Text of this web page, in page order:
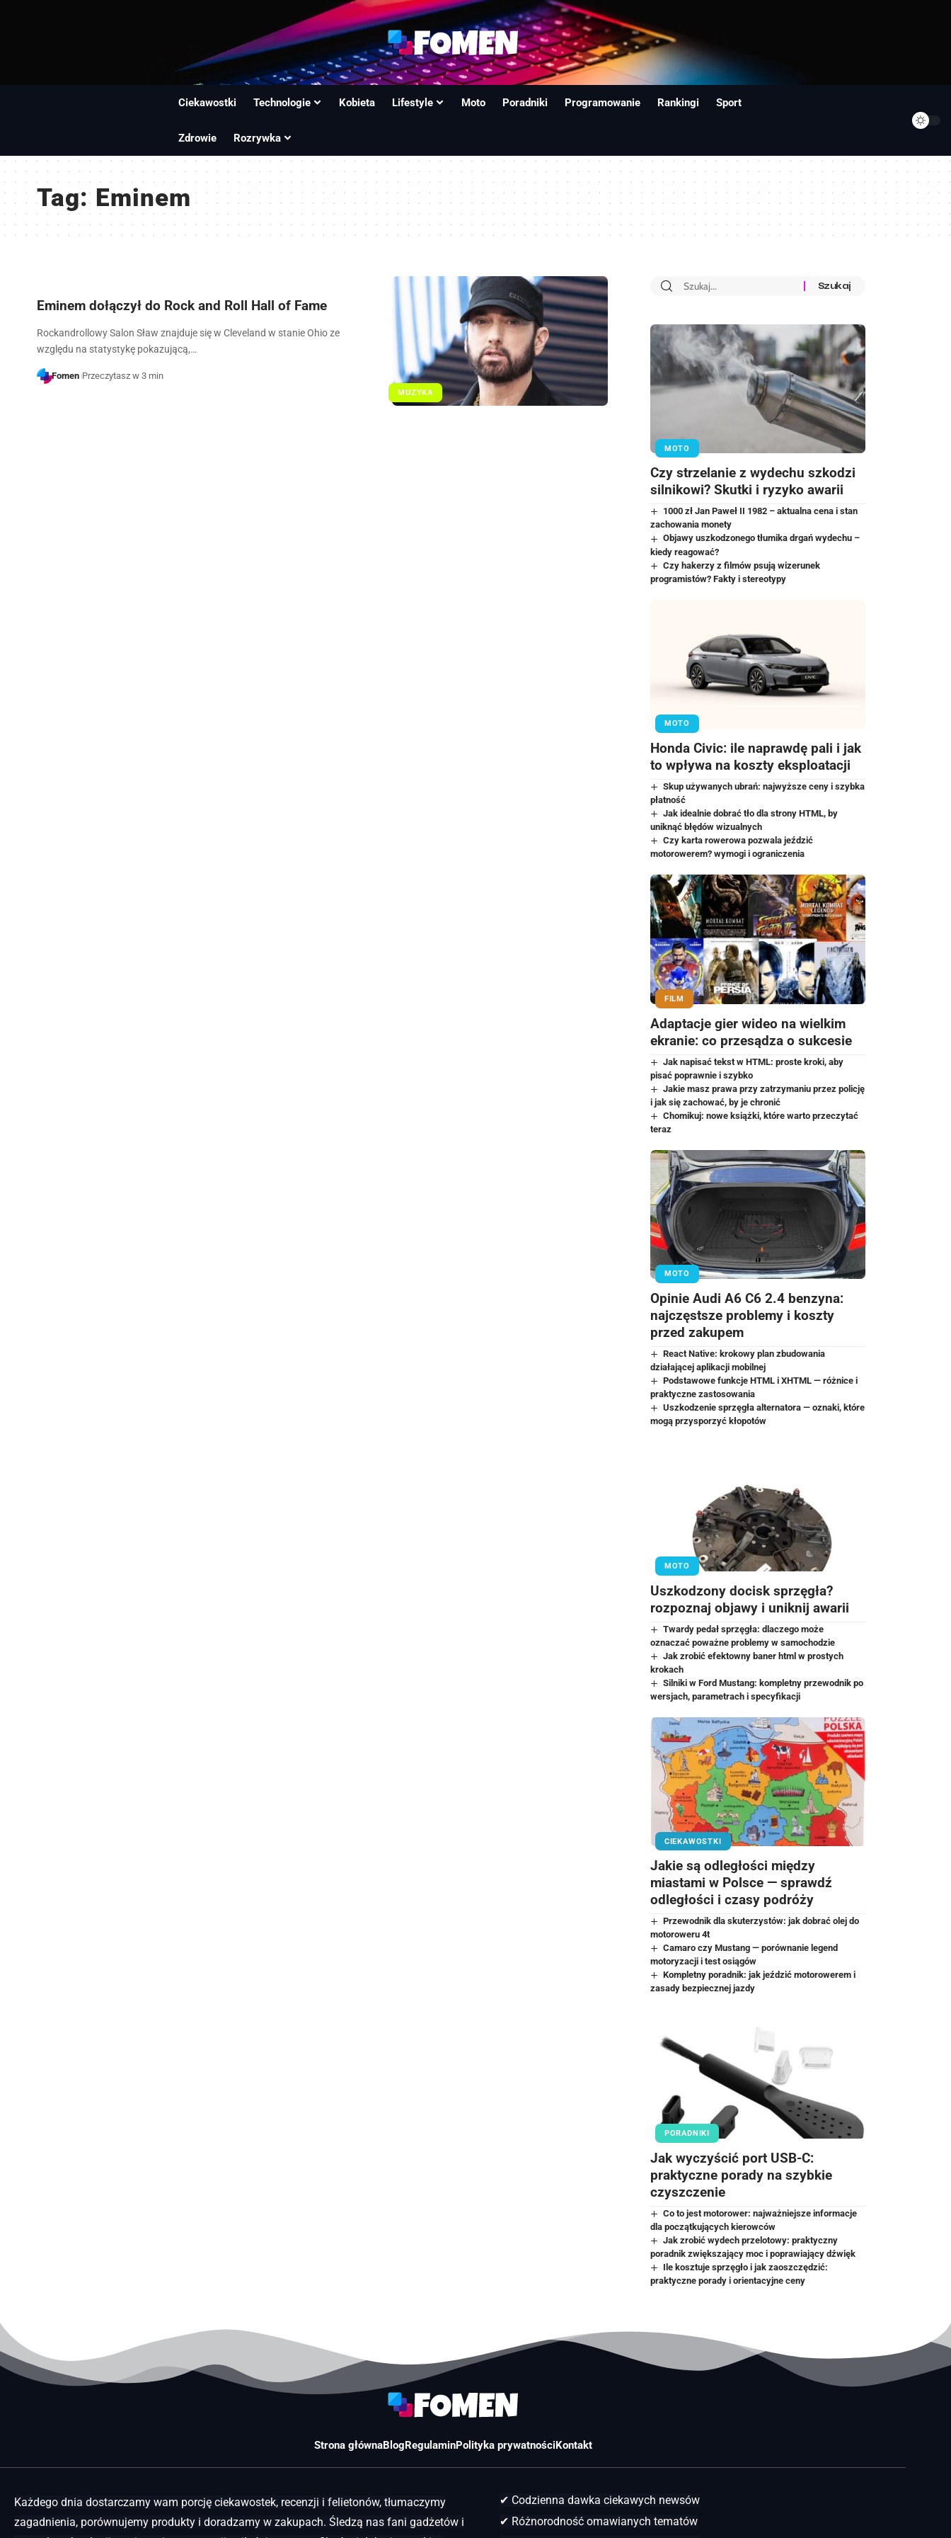
Ciekawostki Technologie Kobieta Lifestyle Moto Poradniki Programowanie Rankingi Sport
Zdrowie Rozrywka
Tag:Eminem
MUZYKA
Eminem dołączył do Rock and Roll Hall of Fame
Rockandrollowy Salon Sław znajduje się w Cleveland w stanie Ohio ze
względu na statystykę pokazującą,…
Fomen Przeczytasz w 3 min
MOTO
Czy strzelanie z wydechu szkodzi
silnikowi? Skutki i ryzyko awarii
1000 zł Jan Paweł II 1982 – aktualna cena i stan
zachowania monety
Objawy uszkodzonego tłumika drgań wydechu –
kiedy reagować?
Czy hakerzy z filmów psują wizerunek
programistów? Fakty i stereotypy
MOTO
Honda Civic: ile naprawdę pali i jak
to wpływa na koszty eksploatacji
Skup używanych ubrań: najwyższe ceny i szybka
płatność
Jak idealnie dobrać tło dla strony HTML, by
uniknąć błędów wizualnych
Czy karta rowerowa pozwala jeździć
motorowerem? wymogi i ograniczenia
FILM
Adaptacje gier wideo na wielkim
ekranie: co przesądza o sukcesie
Jak napisać tekst w HTML: proste kroki, aby
pisać poprawnie i szybko
Jakie masz prawa przy zatrzymaniu przez policję
i jak się zachować, by je chronić
Chomikuj: nowe książki, które warto przeczytać
teraz
MOTO
Opinie Audi A6 C6 2.4 benzyna:
najczęstsze problemy i koszty
przed zakupem
React Native: krokowy plan zbudowania
działającej aplikacji mobilnej
Podstawowe funkcje HTML i XHTML — różnice i
praktyczne zastosowania
Uszkodzenie sprzęgła alternatora — oznaki, które
mogą przysporzyć kłopotów
MOTO
Uszkodzony docisk sprzęgła?
rozpoznaj objawy i uniknij awarii
Twardy pedał sprzęgła: dlaczego może
oznaczać poważne problemy w samochodzie
Jak zrobić efektowny baner html w prostych
krokach
Silniki w Ford Mustang: kompletny przewodnik po
wersjach, parametrach i specyfikacji
CIEKAWOSTKI
Jakie są odległości między
miastami w Polsce — sprawdź
odległości i czasy podróży
Przewodnik dla skuterzystów: jak dobrać olej do
motoroweru 4t
Camaro czy Mustang — porównanie legend
motoryzacji i test osiągów
Kompletny poradnik: jak jeździć motorowerem i
zasady bezpiecznej jazdy
PORADNIKI
Jak wyczyścić port USB-C:
praktyczne porady na szybkie
czyszczenie
Co to jest motorower: najważniejsze informacje
dla początkujących kierowców
Jak zrobić wydech przelotowy: praktyczny
poradnik zwiększający moc i poprawiający dźwięk
Ile kosztuje sprzęgło i jak zaoszczędzić:
praktyczne porady i orientacyjne ceny
Strona głównaBlogRegulaminPolityka prywatnościKontakt
Każdego dnia dostarczamy wam porcję ciekawostek, recenzji i felietonów, tłumaczymy
zagadnienia, porównujemy produkty i doradzamy w zakupach. Śledzą nas fani gadżetów i
✔ Codzienna dawka ciekawych newsów
✔ Różnorodność omawianych tematów